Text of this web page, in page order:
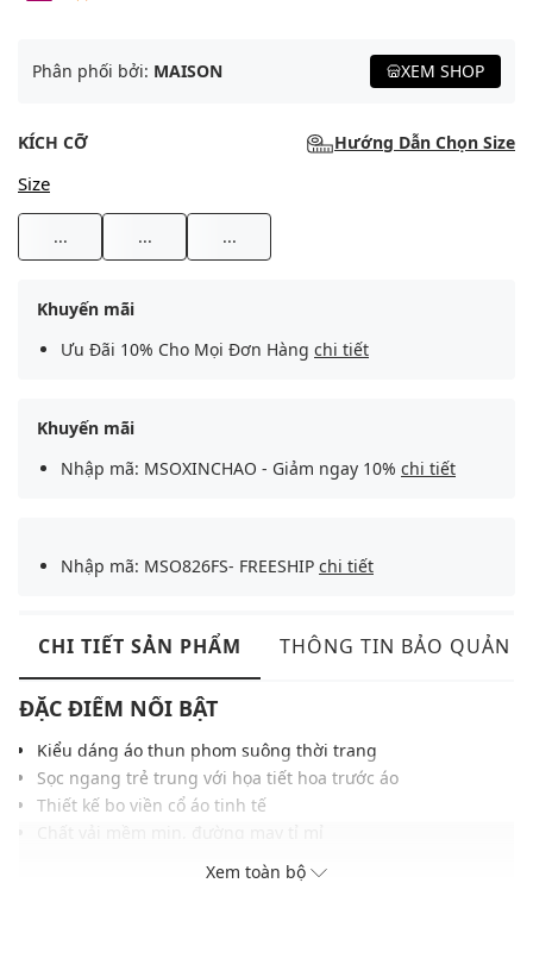
Phân phối bởi: MAISON XEM SHOP
KÍCH CỠ Hướng Dẫn Chọn Size
Size
... ... ...
Khuyến mãi
Ưu Đãi 10% Cho Mọi Đơn Hàng chi tiết
Khuyến mãi
Nhập mã: MSOXINCHAO - Giảm ngay 10% chi tiết
Nhập mã: MSO826FS- FREESHIP chi tiết
CHI TIẾT SẢN PHẨM THÔNG TIN BẢO QUẢN
ĐẶC ĐIỂM NỔI BẬT
Kiểu dáng áo thun phom suông thời trang
Sọc ngang trẻ trung với họa tiết hoa trước áo
Thiết kế bo viền cổ áo tinh tế
Gam màu dễ phối với nhiều trang phục và phụ kiện
Xem toàn bộ